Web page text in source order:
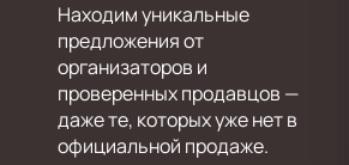
Находим уникальные
предложения от
организаторов и
проверенных продавцов —
даже те, которых уже нет в
официальной продаже.